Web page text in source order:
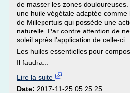
de masser les zones
une huile végétale adaptée comme
de Millepertuis qui possède une
naturelle. Par contre attention de
soleil après l'application de celle-ci.
Les huiles essentielles pour
Il faudra...
Lire la suite
Date: 2017-11-25 05:25:25